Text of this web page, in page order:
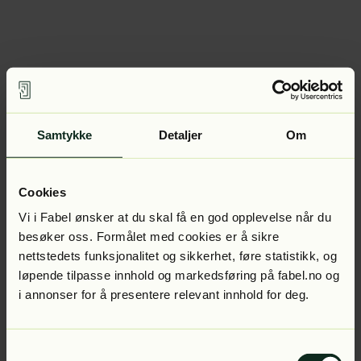
Samtykke Detaljer Om
Cookies
Vi i Fabel ønsker at du skal få en god opplevelse når du
besøker oss. Formålet med cookies er å sikre
nettstedets funksjonalitet og sikkerhet, føre statistikk, og
løpende tilpasse innhold og markedsføring på fabel.no og
i annonser for å presentere relevant innhold for deg.